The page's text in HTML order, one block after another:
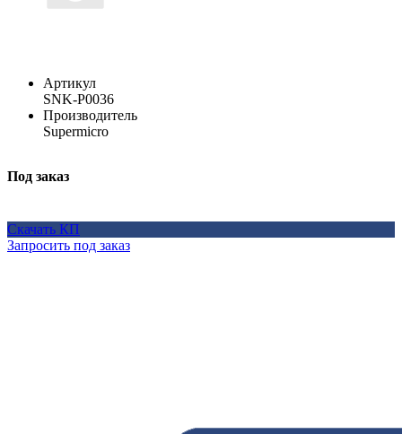
Артикул
SNK-P0036
Производитель
Supermicro
Под заказ
Скачать КП
Запросить под заказ